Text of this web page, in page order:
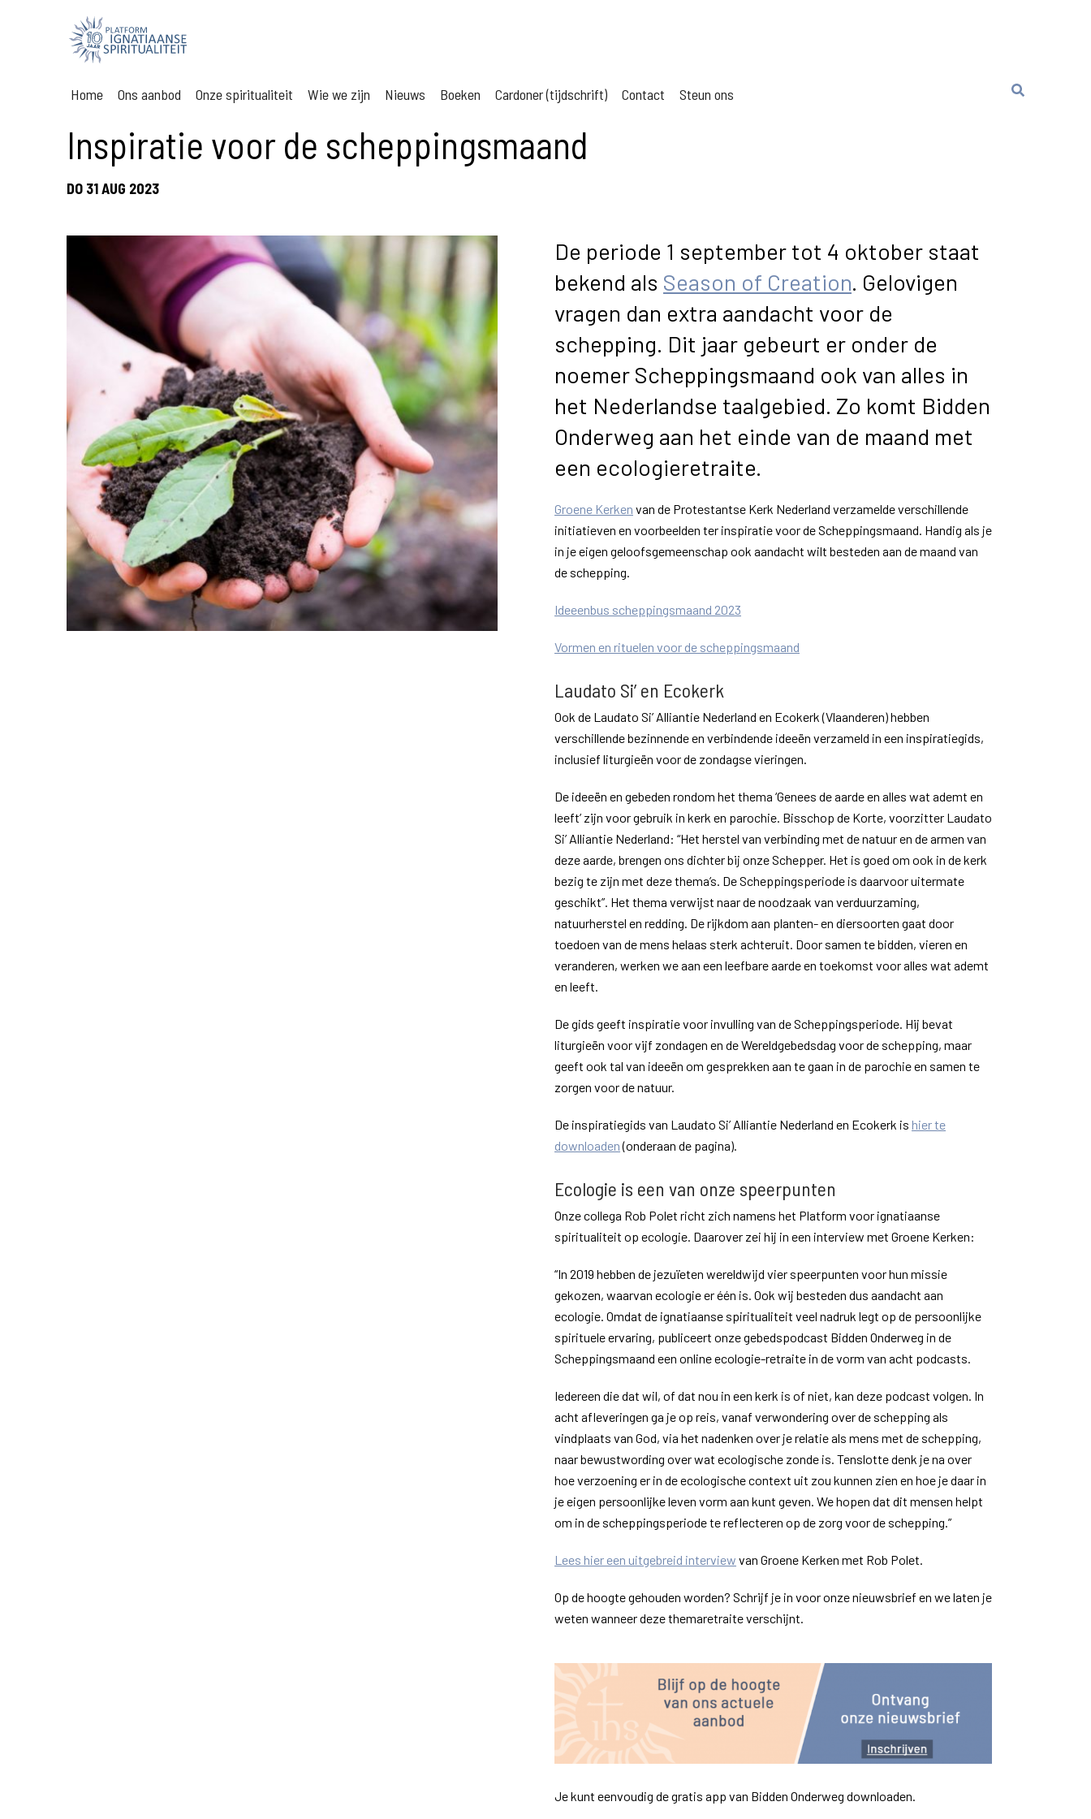
Home Ons aanbod Onze spiritualiteit Wie we zijn Nieuws Boeken Cardoner (tijdschrift) Contact Steun ons
Inspiratie voor de scheppingsmaand
DO 31 AUG 2023
De periode 1 september tot 4 oktober staat
bekend als Season of Creation. Gelovigen
vragen dan extra aandacht voor de
schepping. Dit jaar gebeurt er onder de
noemer Scheppingsmaand ook van alles in
het Nederlandse taalgebied. Zo komt Bidden
Onderweg aan het einde van de maand met
een ecologieretraite.
Groene Kerken van de Protestantse Kerk Nederland verzamelde verschillende
initiatieven en voorbeelden ter inspiratie voor de Scheppingsmaand. Handig als je
in je eigen geloofsgemeenschap ook aandacht wilt besteden aan de maand van
de schepping.
Ideeenbus scheppingsmaand 2023
Vormen en rituelen voor de scheppingsmaand
Laudato Si’ en Ecokerk
Ook de Laudato Si’ Alliantie Nederland en Ecokerk (Vlaanderen) hebben
verschillende bezinnende en verbindende ideeën verzameld in een inspiratiegids,
inclusief liturgieën voor de zondagse vieringen.
De ideeën en gebeden rondom het thema ‘Genees de aarde en alles wat ademt en
leeft’ zijn voor gebruik in kerk en parochie. Bisschop de Korte, voorzitter Laudato
Si’ Alliantie Nederland: “Het herstel van verbinding met de natuur en de armen van
deze aarde, brengen ons dichter bij onze Schepper. Het is goed om ook in de kerk
bezig te zijn met deze thema’s. De Scheppingsperiode is daarvoor uitermate
geschikt”. Het thema verwijst naar de noodzaak van verduurzaming,
natuurherstel en redding. De rijkdom aan planten- en diersoorten gaat door
toedoen van de mens helaas sterk achteruit. Door samen te bidden, vieren en
veranderen, werken we aan een leefbare aarde en toekomst voor alles wat ademt
en leeft.
De gids geeft inspiratie voor invulling van de Scheppingsperiode. Hij bevat
liturgieën voor vijf zondagen en de Wereldgebedsdag voor de schepping, maar
geeft ook tal van ideeën om gesprekken aan te gaan in de parochie en samen te
zorgen voor de natuur.
De inspiratiegids van Laudato Si’ Alliantie Nederland en Ecokerk is hier te
downloaden(onderaan de pagina).
Ecologie is een van onze speerpunten
Onze collega Rob Polet richt zich namens het Platform voor ignatiaanse
spiritualiteit op ecologie. Daarover zei hij in een interview met Groene Kerken:
“In 2019 hebben de jezuïeten wereldwijd vier speerpunten voor hun missie
gekozen, waarvan ecologie er één is. Ook wij besteden dus aandacht aan
ecologie. Omdat de ignatiaanse spiritualiteit veel nadruk legt op de persoonlijke
spirituele ervaring, publiceert onze gebedspodcast Bidden Onderweg in de
Scheppingsmaand een online ecologie-retraite in de vorm van acht podcasts.
Iedereen die dat wil, of dat nou in een kerk is of niet, kan deze podcast volgen. In
acht afleveringen ga je op reis, vanaf verwondering over de schepping als
vindplaats van God, via het nadenken over je relatie als mens met de schepping,
naar bewustwording over wat ecologische zonde is. Tenslotte denk je na over
hoe verzoening er in de ecologische context uit zou kunnen zien en hoe je daar in
je eigen persoonlijke leven vorm aan kunt geven. We hopen dat dit mensen helpt
om in de scheppingsperiode te reflecteren op de zorg voor de schepping.”
Lees hier een uitgebreid interview van Groene Kerken met Rob Polet.
Op de hoogte gehouden worden? Schrijf je in voor onze nieuwsbrief en we laten je
weten wanneer deze themaretraite verschijnt.
Je kunt eenvoudig de gratis app van Bidden Onderweg downloaden.